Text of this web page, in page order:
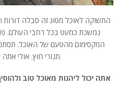
התשוקה לאוכל מסוג זה סבלה דורות
נמשכת כמעט בכל רחבי העולם.
המקסימום מהטעם של האוכל.
תנורי חוץ. אולי אתה אוהב במיוחד את הרעיון הזה.
אתה יכול ליהנות מאוכל טוב